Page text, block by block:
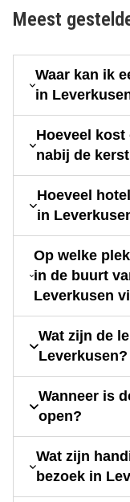
Meest
Waar kan ik
in
Hoeveel
nabij de
Hoeveel
in
Op welke
in de buurt
Leverkusen
Wat zijn de
Leverkusen?
Wanneer is
open?
Wat zijn
bezoek in